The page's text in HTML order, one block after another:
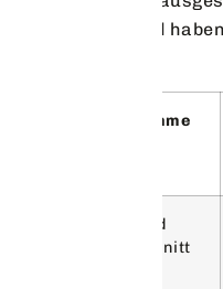
heißt es: Geduld
Maßnahme
Form- und
Pflegeschnitt